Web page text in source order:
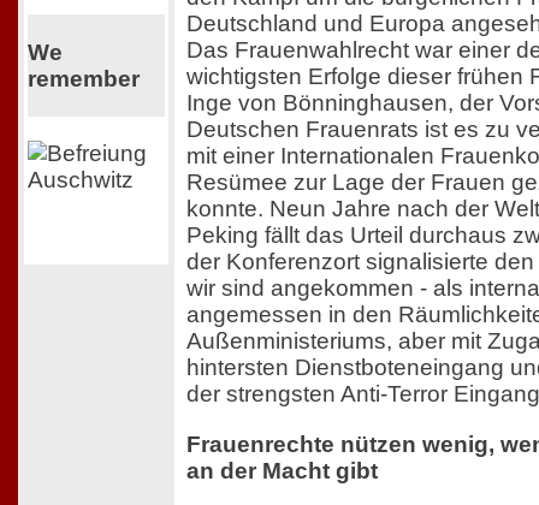
We
remember
Deutschland und Europa
Das Frauenwahlrecht war einer
wichtigsten Erfolge dieser frühen
Inge von Bönninghausen, der
Deutschen Frauenrats ist es zu
mit einer Internationalen
Resümee zur Lage der Frauen
konnte. Neun Jahre nach der
Peking fällt das Urteil durchaus
der Konferenzort signalisierte
wir sind angekommen - als
angemessen in den
Außenministeriums, aber mit
hintersten Dienstboteneingang
der strengsten Anti-Terror
Frauenrechte nützen wenig,
an der Macht gibt